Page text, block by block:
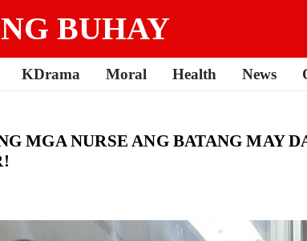
BUHAY
KDrama Moral Health News
MGA NURSE ANG BATANG